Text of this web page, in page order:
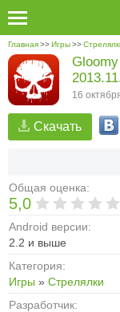
Главная>>Игры>>
Скачать
Общая оценка:
5,0
Android версии:
2.2 и выше
Категория:
Игры » Стрелялки
Разработчик:
16